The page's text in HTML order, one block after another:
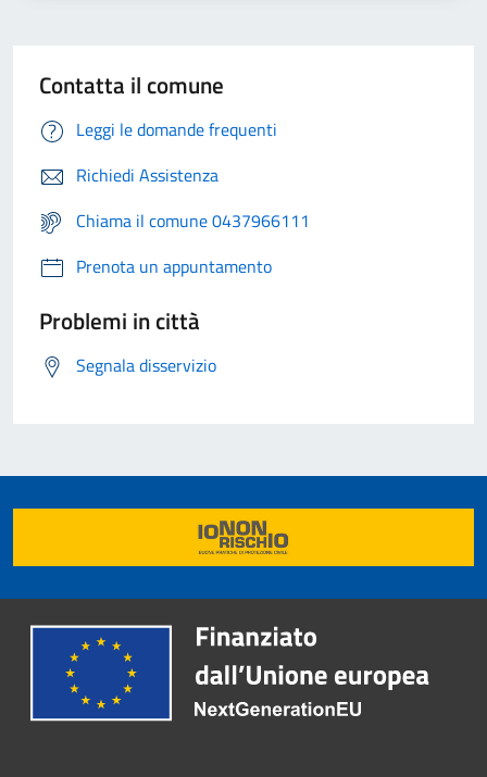
Contatta il comune
Leggi le domande frequenti
Richiedi Assistenza
Chiama il comune 0437966111
Prenota un appuntamento
Problemi in città
Segnala disservizio